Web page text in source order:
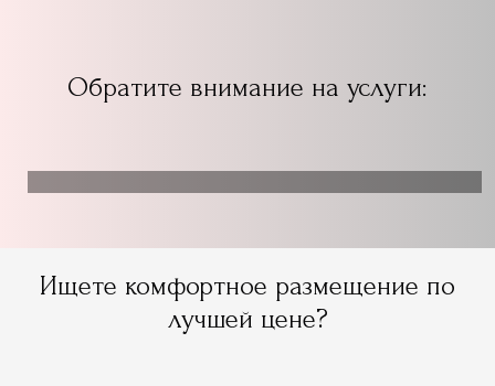
Обратите внимание на услуги:
Ищете комфортное размещение по
лучшей цене?